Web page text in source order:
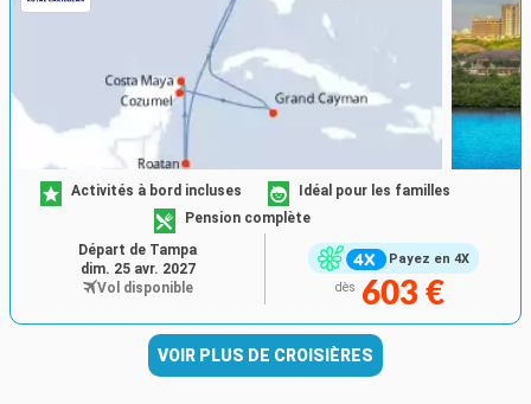
Payez en 4X
Activités à bord incluses
Idéal pour les familles
Pension complète
dès 603 €
Départ de Tampa
dim. 25 avr. 2027
Vol disponible
VOIR PLUS DE CROISIÈRES